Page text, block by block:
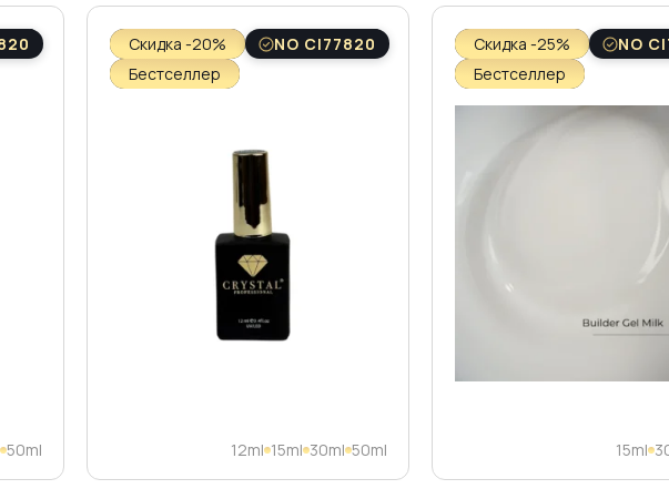
50ml
Скидка -20%
NO CI77820
Бестселлер
12ml 15ml 30ml 50ml
Скидка -25%
NO
Бестселлер
15ml